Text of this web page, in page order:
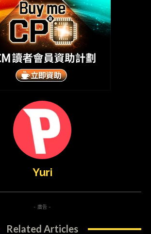
Yuri
- 廣告 -
Related Articles